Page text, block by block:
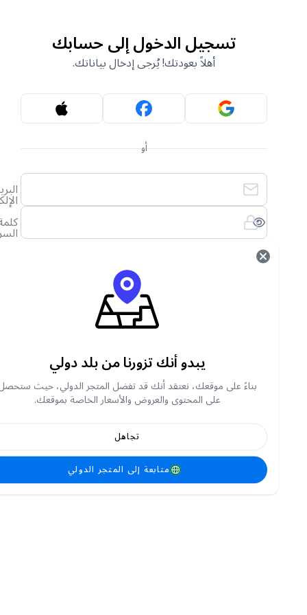
تسجيل الدخول إلى حسابك
أهلاً بعودتك! يُرجى إدخال بياناتك.
أو
الإلكتروني
السر
لقد نسيت كلمة المرور الخاصة بي
تسجيل الدخول
أنشئ حساب جديد
يبدو أنك تزورنا من بلد دولي
بناءً على موقعك، نعتقد أنك قد تفضل المتجر الدولي، حيث ستحصل
على المحتوى والعروض والأسعار الخاصة بموقعك.
متابعة إلى المتجر الدولي